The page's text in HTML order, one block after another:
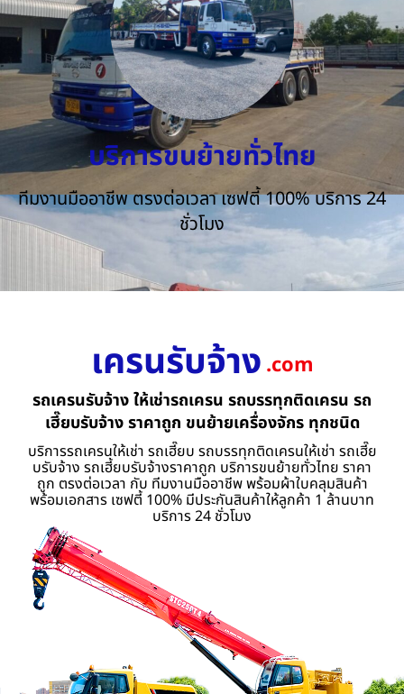
บริการขนย้ายทั่วไทย
ทีมงานมืออาชีพ ตรงต่อเวลา เซฟตี้ 100% บริการ 24
ชั่วโมง
เครนรับจ้าง .com
รถเครนรับจ้าง ให้เช่ารถเครน รถบรรทุกติดเครน รถ
เฮี๊ยบรับจ้าง ราคาถูก ขนย้ายเครื่องจักร ทุกชนิด
บริการรถเครนให้เช่า รถเฮี๊ยบ รถบรรทุกติดเครนให้เช่า รถเฮี๊ย
บรับจ้าง รถเฮี้ยบรับจ้างราคาถูก บริการขนย้ายทั่วไทย ราคา
ถูก ตรงต่อเวลา กับ ทีมงานมืออาชีพ พร้อมผ้าใบคลุมสินค้า
พร้อมเอกสาร เซฟตี้ 100% มีประกันสินค้าให้ลูกค้า 1 ล้านบาท
บริการ 24 ชั่วโมง